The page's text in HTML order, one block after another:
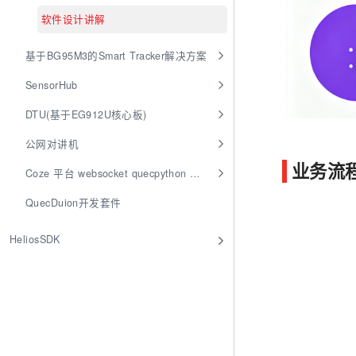
软件设计讲解
基于BG95M3的Smart Tracker解决方案
SensorHub
DTU(基于EG912U核心板)
公网对讲机
Coze 平台 websocket quecpython 接入
QuecDuion开发套件
HeliosSDK
业务流